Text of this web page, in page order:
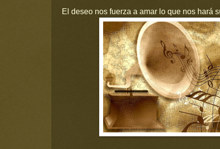
El deseo nos fuerza a amar lo que nos hará